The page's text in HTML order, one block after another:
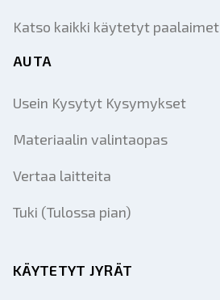
Katso kaikki käytetyt paalaimet
AUTA
Usein Kysytyt Kysymykset
Materiaalin valintaopas
Vertaa laitteita
Tuki (Tulossa pian)
KÄYTETYT JYRÄT